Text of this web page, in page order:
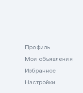
Профиль
Мои объявления
Избранное
Настройки